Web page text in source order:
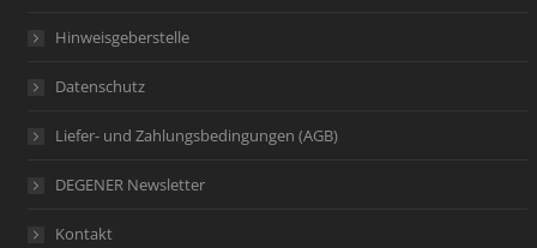
Hinweisgeberstelle
Datenschutz
Liefer- und Zahlungsbedingungen (AGB)
DEGENER Newsletter
Kontakt